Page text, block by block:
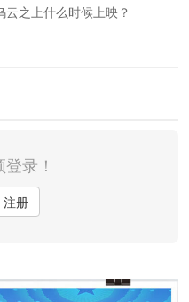
之上什么时候上映？
录！
注册